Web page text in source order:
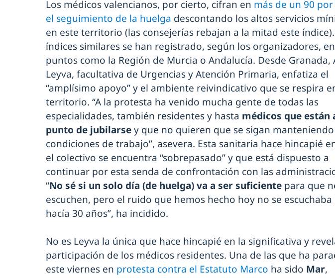
Los médicos valencianos, por cierto, cifran en más de un 90
el seguimiento de la huelga descontando los altos servicios
en este territorio (las consejerías rebajan a la mitad este
índices similares se han registrado, según los organizadores, en
puntos como la Región de Murcia o Andalucía. Desde Granada,
Leyva, facultativa de Urgencias y Atención Primaria, enfatiza el
“amplísimo apoyo” y el ambiente reivindicativo que se respira
territorio. “A la protesta ha venido mucha gente de todas las
especialidades, también residentes y hasta médicos que están
punto de jubilarsey que no quieren que se sigan
condiciones de trabajo”, asevera. Esta sanitaria hace hincapié
el colectivo se encuentra “sobrepasado” y que está dispuesto a
continuar por esta senda de confrontación con las
“No sé si un solo día (de huelga) va a ser suficiente para que
escuchen, pero el ruido que hemos hecho hoy no se escuchaba
hacía 30 años”, ha incidido.
No es Leyva la única que hace hincapié en la significativa y
participación de los médicos residentes. Una de las que ha
este viernes en protesta contra el Estatuto Marco ha sido Mar,